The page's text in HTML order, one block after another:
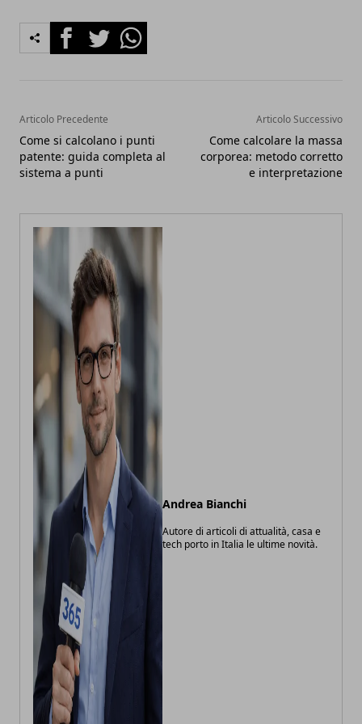
FacebookTwitterWhatsapp
Articolo Precedente
Come si calcolano i punti
patente: guida completa al
sistema a punti
Articolo Successivo
Come calcolare la massa
corporea: metodo corretto
e interpretazione
Andrea Bianchi
Autore di articoli di attualità, casa e
tech porto in Italia le ultime novità.